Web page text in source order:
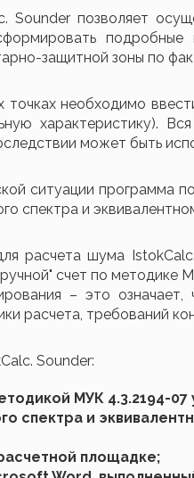
позволяет
подробные
защитной зоны по
необходимо
характеристику).
может быть
ситуации программа
спектра и
расчета шума
счет по методике
– это означает,
расчета, требований
Sounder:
МУК 4.3.2194-07
спектра и
площадке;